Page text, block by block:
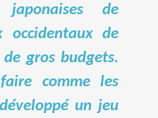
de
occidentaux de
gros budgets.
comme les
un jeu